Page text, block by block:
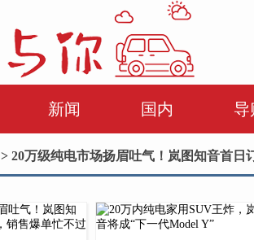
新闻 国内 导
> 20万级纯电市场扬眉吐气！岚图知音首日